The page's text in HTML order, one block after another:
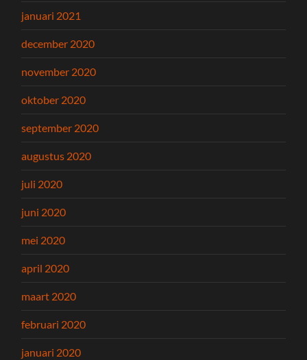
januari 2021
december 2020
november 2020
oktober 2020
september 2020
augustus 2020
juli 2020
juni 2020
mei 2020
april 2020
maart 2020
februari 2020
januari 2020